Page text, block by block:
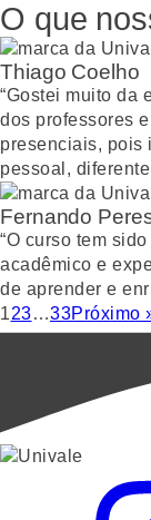
O que
Thiago Coelho
“Gostei muito da
dos professores
presenciais, pois
pessoal,
Fernando
“O curso tem
acadêmico e
de aprender e
123…33Próximo